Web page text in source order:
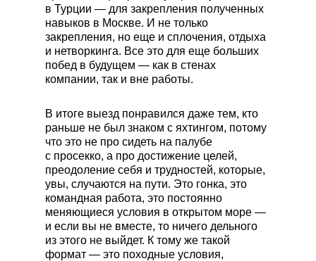
в Турции — для закрепления полученных
навыков в Москве. И не только
закрепления, но еще и сплочения, отдыха
и нетворкинга. Все это для еще больших
побед в будущем — как в стенах
компании, так и вне работы.
В итоге выезд понравился даже тем, кто
раньше не был знаком с яхтингом, потому
что это не про сидеть на палубе
с просекко, а про достижение целей,
преодоление себя и трудностей, которые,
увы, случаются на пути. Это гонка, это
командная работа, это постоянно
меняющиеся условия в открытом море —
и если вы не вместе, то ничего дельного
из этого не выйдет. К тому же такой
формат — это походные условия,